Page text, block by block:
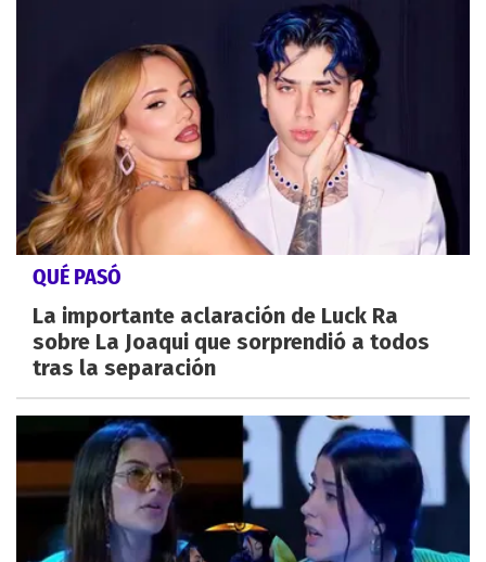
QUÉ PASÓ
La importante aclaración de Luck Ra
sobre La Joaqui que sorprendió a todos
tras la separación